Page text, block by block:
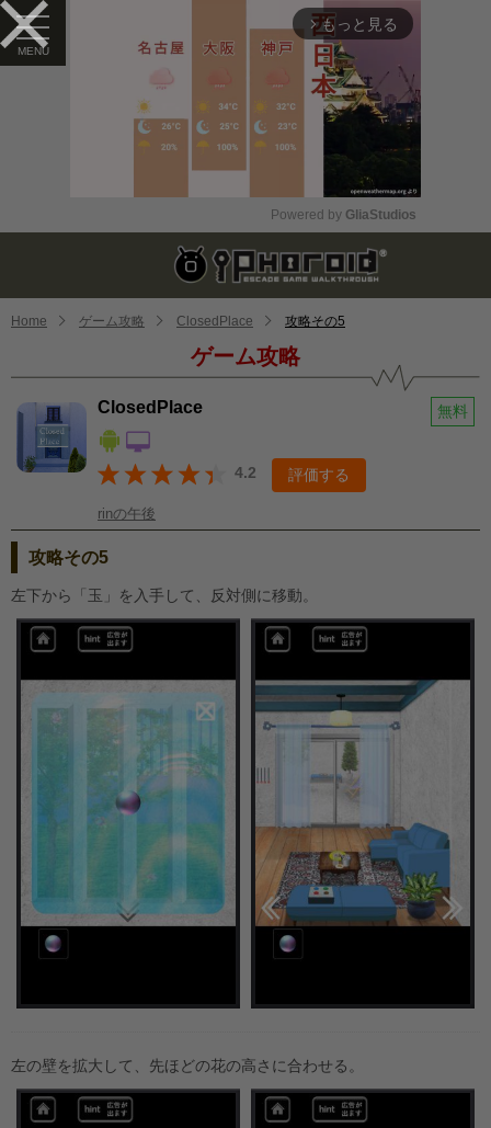
arrow_forward_ios もっと見る
Mute
Powered by GliaStudios
Home ゲーム攻略 ClosedPlace 攻略その5
ゲーム攻略
ClosedPlace 無料
4.2 評価する
rinの午後
攻略その5
左下から「玉」を入手して、反対側に移動。
左の壁を拡大して、先ほどの花の高さに合わせる。